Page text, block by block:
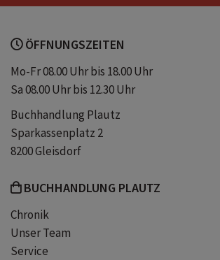
new adult neuerscheinung 2026
college romance
small town romance
ÖFFNUNGSZEITEN
Mo-Fr 08.00 Uhr bis 18.00 Uhr
Sa 08.00 Uhr bis 12.30 Uhr
Buchhandlung Plautz
Sparkassenplatz 2
8200 Gleisdorf
BUCHHANDLUNG PLAUTZ
Chronik
Unser Team
Service